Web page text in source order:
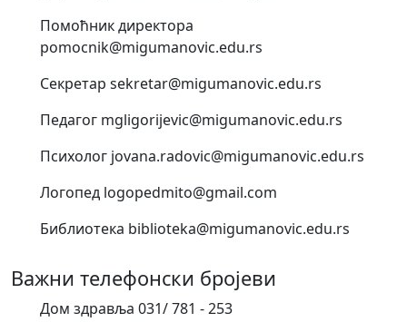
Помоћник директора
pomocnik@migumanovic.edu.rs
Секретар sekretar@migumanovic.edu.rs
Педагог mgligorijevic@migumanovic.edu.rs
Психолог jovana.radovic@migumanovic.edu.rs
Логопед logopedmito@gmail.com
Библиотека biblioteka@migumanovic.edu.rs
Важни телефонски бројеви
Дом здравља 031/ 781 - 253